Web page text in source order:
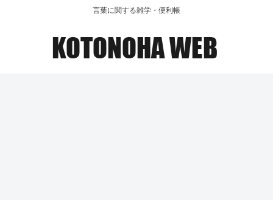
言葉に関する雑学・便利帳